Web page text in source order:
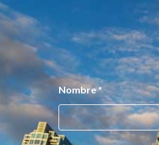
Nombre*
*
C
o
r
r
e